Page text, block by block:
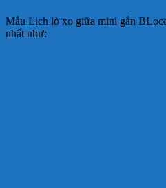
Mẫu Lịch lò xo giữa mini gắn
nhất như: